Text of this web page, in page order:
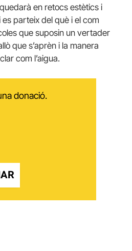
en retocs estètics i
parteix del què i el com
que suposin un vertader
que s’aprèn i la manera
com l’aigua.
donació.